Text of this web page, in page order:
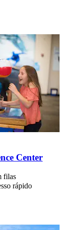
Center
filas
rápido